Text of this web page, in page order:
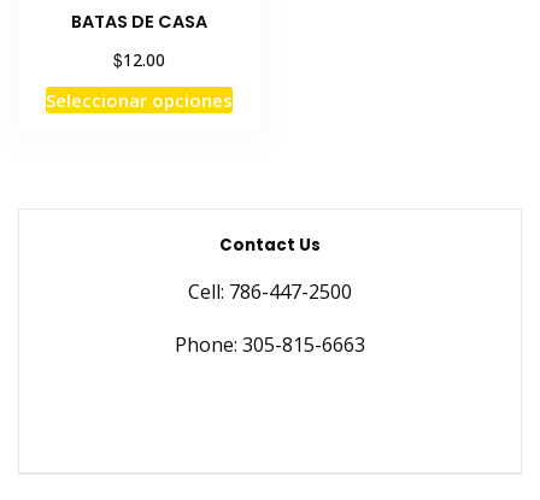
BATAS DE CASA
$12.00
Seleccionar opcionesEste
variantes.
Las
se
elegir
de
Contact Us
Cell: 786-447-2500
Phone: 305-815-6663